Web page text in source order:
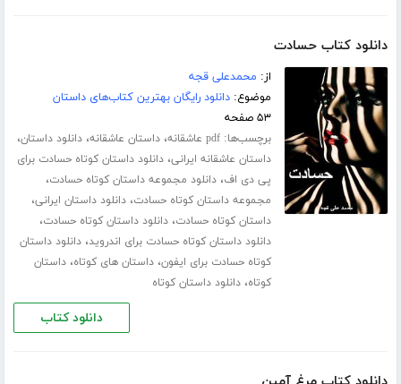
دانلود کتاب حسادت
از: محمدعلی قجه
موضوع:دانلود رایگان بهترین کتاب‌های داستان
۵۳ صفحه
برچسب‌ها:pdf عاشقانه ،داستان عاشقانه،دانلود داستان،
داستان عاشقانه ایرانی،دانلود داستان کوتاه حسادت برای
پی دی اف،دانلود مجموعه داستان کوتاه حسادت،
مجموعه داستان کوتاه حسادت،دانلود داستان ایرانی،
داستان کوتاه حسادت،دانلود داستان کوتاه حسادت،
دانلود داستان کوتاه حسادت برای اندروید،دانلود داستان
کوتاه حسادت برای ایفون،داستان های کوتاه،داستان
کوتاه،دانلود داستان کوتاه
دانلود کتاب